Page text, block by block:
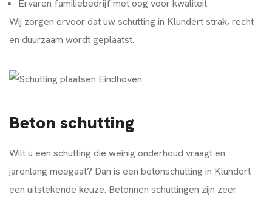
Ervaren familiebedrijf met oog voor kwaliteit
Wij zorgen ervoor dat uw schutting in Klundert strak, recht
en duurzaam wordt geplaatst.
Beton schutting
Wilt u een schutting die weinig onderhoud vraagt en
jarenlang meegaat? Dan is een betonschutting in Klundert
een uitstekende keuze. Betonnen schuttingen zijn zeer